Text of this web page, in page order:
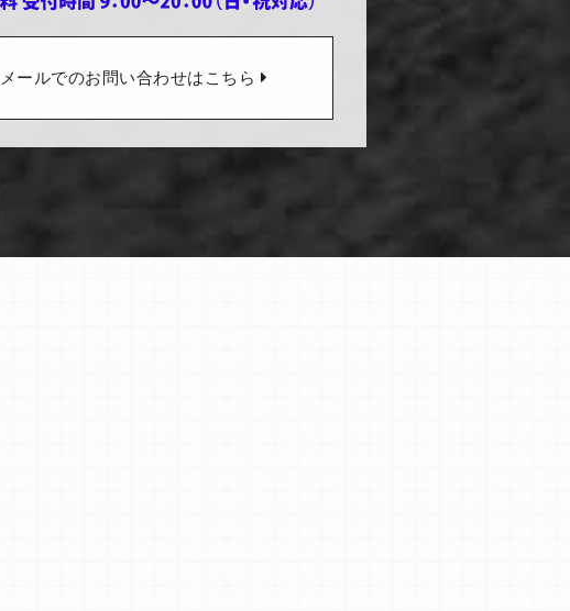
メールでのお問い合わせはこちら